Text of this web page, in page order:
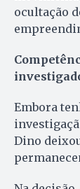
ocultação
Embora
Dino